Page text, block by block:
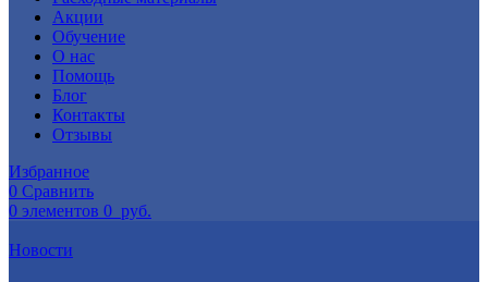
Акции
Обучение
О нас
Помощь
Блог
Контакты
Отзывы
Избранное
0 Сравнить
0 элементов 0 руб.
Новости